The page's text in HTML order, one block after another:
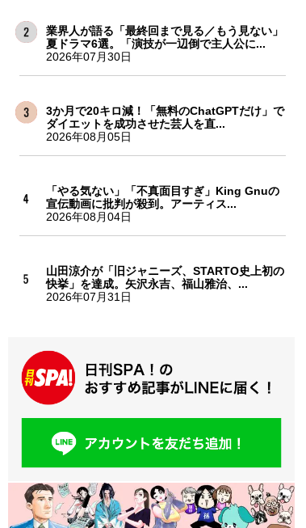
業界人が語る「最終回まで見る／もう見ない」
夏ドラマ6選。「演技が一辺倒で主人公に...
2026年07月30日
3か月で20キロ減！「無料のChatGPTだけ」で
ダイエットを成功させた芸人を直...
2026年08月05日
「やる気ない」「不真面目すぎ」King Gnuの
宣伝動画に批判が殺到。アーティス...
2026年08月04日
山田涼介が「旧ジャニーズ、STARTO史上初の
快挙」を達成。矢沢永吉、福山雅治、...
2026年07月31日